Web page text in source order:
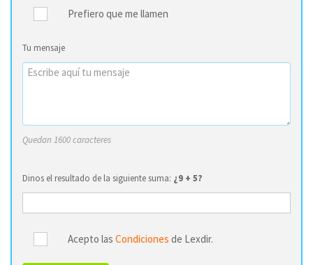
Prefiero que me llamen
Tu mensaje
Quedan 1600 caracteres
Dinos el resultado de la siguiente suma: ¿9 + 5?
Acepto las Condiciones de Lexdir.